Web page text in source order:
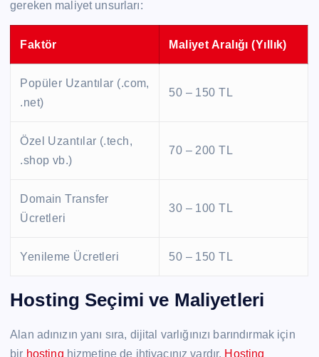
gereken maliyet unsurları:
Faktör Maliyet Aralığı (Yıllık)
Popüler Uzantılar (.com,
.net)
50 – 150 TL
Özel Uzantılar (.tech,
.shop vb.)
70 – 200 TL
Domain Transfer
Ücretleri
30 – 100 TL
Yenileme Ücretleri 50 – 150 TL
Hosting Seçimi ve Maliyetleri
Alan adınızın yanı sıra, dijital varlığınızı barındırmak için
bir hosting hizmetine de ihtiyacınız vardır. Hosting